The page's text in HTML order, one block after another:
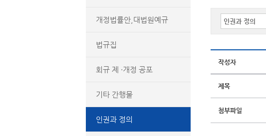
개정법률안,대법원예규
법규집
회규 제 ·개정 공포
기타 간행물
인권과 정의
작성자
제목
첨부파일